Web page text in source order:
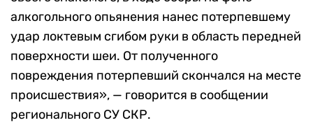
алкогольного опьянения нанес потерпевшему
удар локтевым сгибом руки в область передней
поверхности шеи. От полученного
повреждения потерпевший скончался на месте
происшествия», — говорится в сообщении
регионального СУ СКР.